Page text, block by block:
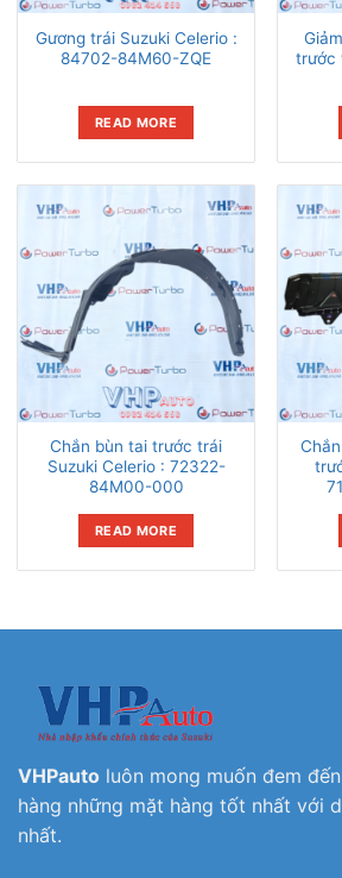
Gương trái Suzuki Celerio :
84702-84M60-ZQE
READ MORE
trước
Chắn bùn tai trước trái
Suzuki Celerio : 72322-
84M00-000
READ MORE
VHPauto luôn mong muốn đem
hàng những mặt hàng tốt nhất với
nhất.